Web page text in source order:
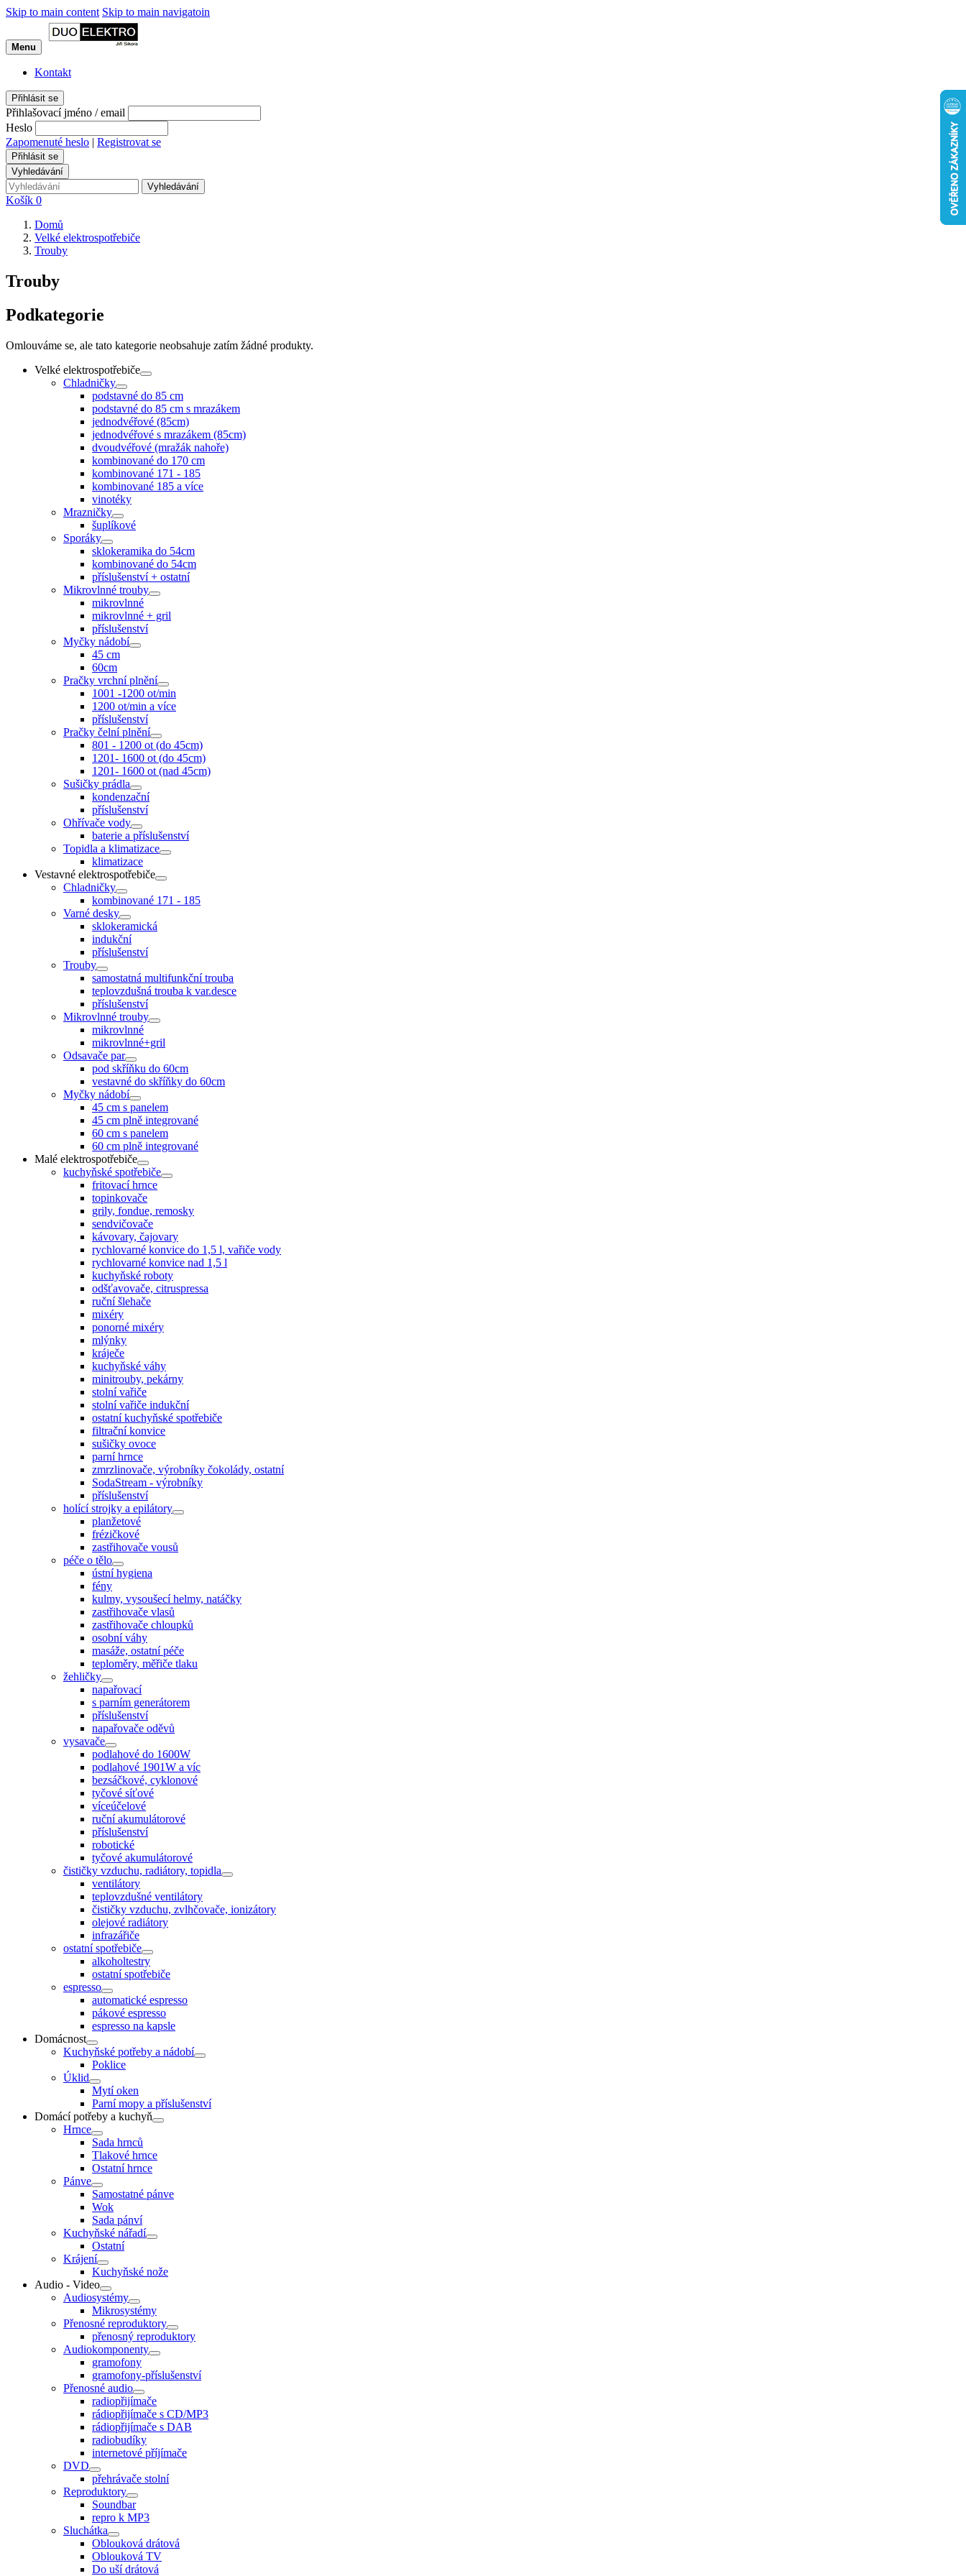
Skip to main content Skip to main navigatoin
Menu
Kontakt
Přihlásit se
Přihlašovací jméno / email
Heslo
Zapomenuté heslo | Registrovat se
Přihlásit se
Vyhledávání
Vyhledávání
Košík 0
Domů
Velké elektrospotřebiče
Trouby
Trouby
Podkategorie
Omlouváme se, ale tato kategorie neobsahuje zatím žádné produkty.
Velké elektrospotřebiče
Chladničky
podstavné do 85 cm
podstavné do 85 cm s mrazákem
jednodvéřové (85cm)
jednodvéřové s mrazákem (85cm)
dvoudvéřové (mražák nahoře)
kombinované do 170 cm
kombinované 171 - 185
kombinované 185 a více
vinotéky
Mrazničky
šuplíkové
Sporáky
sklokeramika do 54cm
kombinované do 54cm
příslušenství + ostatní
Mikrovlnné trouby
mikrovlnné
mikrovlnné + gril
příslušenství
Myčky nádobí
45 cm
60cm
Pračky vrchní plnění
1001 -1200 ot/min
1200 ot/min a více
příslušenství
Pračky čelní plnění
801 - 1200 ot (do 45cm)
1201- 1600 ot (do 45cm)
1201- 1600 ot (nad 45cm)
Sušičky prádla
kondenzační
příslušenství
Ohřívače vody
baterie a příslušenství
Topidla a klimatizace
klimatizace
Vestavné elektrospotřebiče
Chladničky
kombinované 171 - 185
Varné desky
sklokeramická
indukční
příslušenství
Trouby
samostatná multifunkční trouba
teplovzdušná trouba k var.desce
příslušenství
Mikrovlnné trouby
mikrovlnné
mikrovlnné+gril
Odsavače par
pod skříňku do 60cm
vestavné do skříňky do 60cm
Myčky nádobí
45 cm s panelem
45 cm plně integrované
60 cm s panelem
60 cm plně integrované
Malé elektrospotřebiče
kuchyňské spotřebiče
fritovací hrnce
topinkovače
grily, fondue, remosky
sendvičovače
kávovary, čajovary
rychlovarné konvice do 1,5 l, vařiče vody
rychlovarné konvice nad 1,5 l
kuchyňské roboty
odšťavovače, citruspressa
ruční šlehače
mixéry
ponorné mixéry
mlýnky
kráječe
kuchyňské váhy
minitrouby, pekárny
stolní vařiče
stolní vařiče indukční
ostatní kuchyňské spotřebiče
filtrační konvice
sušičky ovoce
parní hrnce
zmrzlinovače, výrobníky čokolády, ostatní
SodaStream - výrobníky
příslušenství
holící strojky a epilátory
planžetové
frézičkové
zastřihovače vousů
péče o tělo
ústní hygiena
fény
kulmy, vysoušecí helmy, natáčky
zastřihovače vlasů
zastřihovače chloupků
osobní váhy
masáže, ostatní péče
teploměry, měřiče tlaku
žehličky
napařovací
s parním generátorem
příslušenství
napařovače oděvů
vysavače
podlahové do 1600W
podlahové 1901W a víc
bezsáčkové, cyklonové
tyčové síťové
víceúčelové
ruční akumulátorové
příslušenství
robotické
tyčové akumulátorové
čističky vzduchu, radiátory, topidla
ventilátory
teplovzdušné ventilátory
čističky vzduchu, zvlhčovače, ionizátory
olejové radiátory
infrazářiče
ostatní spotřebiče
alkoholtestry
ostatní spotřebiče
espresso
automatické espresso
pákové espresso
espresso na kapsle
Domácnost
Kuchyňské potřeby a nádobí
Poklice
Úklid
Mytí oken
Parní mopy a příslušenství
Domácí potřeby a kuchyň
Hrnce
Sada hrnců
Tlakové hrnce
Ostatní hrnce
Pánve
Samostatné pánve
Wok
Sada pánví
Kuchyňské nářadí
Ostatní
Krájení
Kuchyňské nože
Audio - Video
Audiosystémy
Mikrosystémy
Přenosné reproduktory
přenosný reproduktory
Audiokomponenty
gramofony
gramofony-příslušenství
Přenosné audio
radiopřijímače
rádiopřijímače s CD/MP3
rádiopřijímače s DAB
radiobudíky
internetové příjímače
DVD
přehrávače stolní
Reproduktory
Soundbar
repro k MP3
Sluchátka
Oblouková drátová
Oblouková TV
Do uší drátová